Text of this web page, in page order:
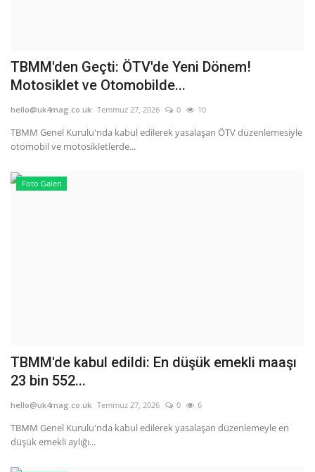
TBMM'den Geçti: ÖTV'de Yeni Dönem!
Motosiklet ve Otomobilde...
hello@uk4mag.co.uk Temmuz 27, 2026 0 10
TBMM Genel Kurulu'nda kabul edilerek yasalaşan ÖTV düzenlemesiyle
otomobil ve motosikletlerde...
Foto Galeri
TBMM'de kabul edildi: En düşük emekli maaşı
23 bin 552...
hello@uk4mag.co.uk Temmuz 27, 2026 0 6
TBMM Genel Kurulu'nda kabul edilerek yasalaşan düzenlemeyle en
düşük emekli aylığı...